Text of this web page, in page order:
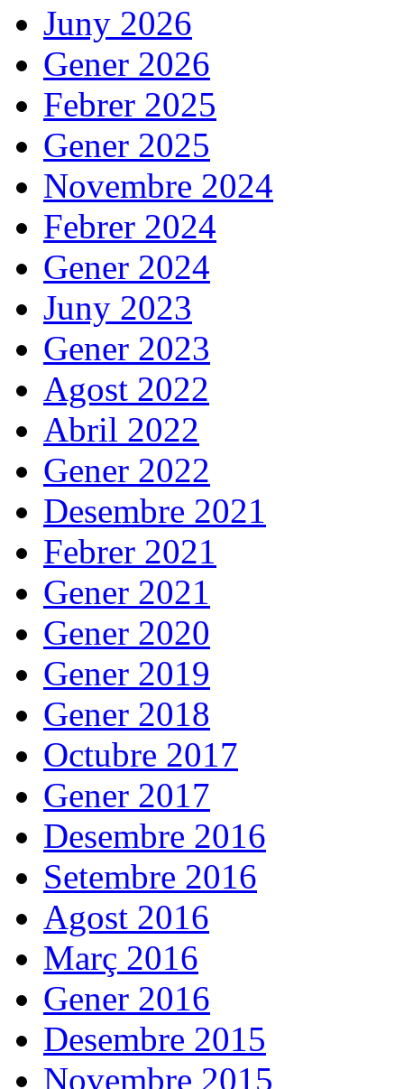
Juny 2026
Gener 2026
Febrer 2025
Gener 2025
Novembre 2024
Febrer 2024
Gener 2024
Juny 2023
Gener 2023
Agost 2022
Abril 2022
Gener 2022
Desembre 2021
Febrer 2021
Gener 2021
Gener 2020
Gener 2019
Gener 2018
Octubre 2017
Gener 2017
Desembre 2016
Setembre 2016
Agost 2016
Març 2016
Gener 2016
Desembre 2015
Novembre 2015